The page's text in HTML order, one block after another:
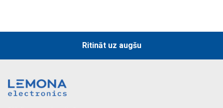
Ritināt uz augšu